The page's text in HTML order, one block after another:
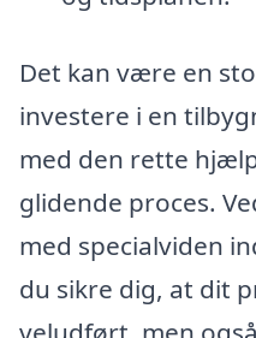
Det kan være en
investere i en
med den rette
glidende proces.
med specialviden
du sikre dig, at dit